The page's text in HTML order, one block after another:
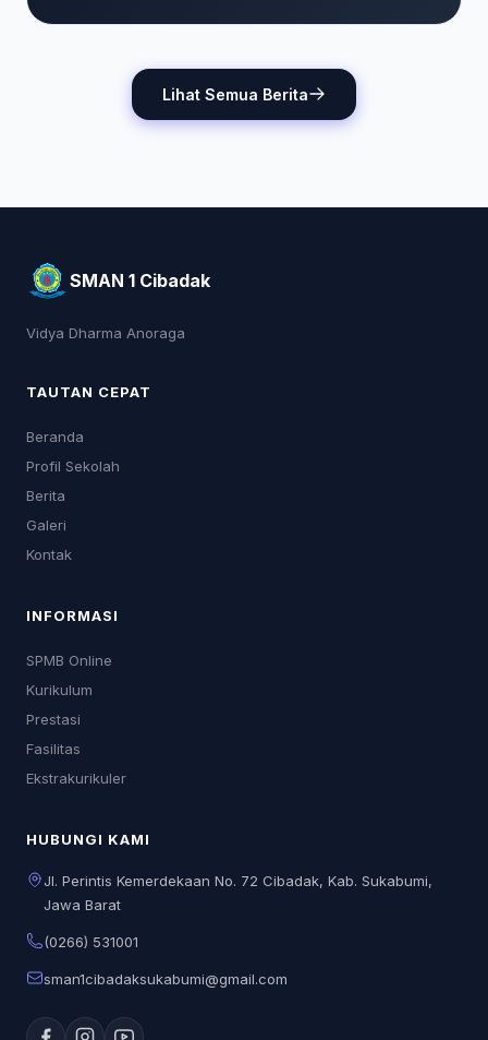
Lihat Semua Berita
SMAN 1 Cibadak
Vidya Dharma Anoraga
TAUTAN CEPAT
Beranda
Profil Sekolah
Berita
Galeri
Kontak
INFORMASI
SPMB Online
Kurikulum
Prestasi
Fasilitas
Ekstrakurikuler
HUBUNGI KAMI
Jl. Perintis Kemerdekaan No. 72 Cibadak, Kab. Sukabumi,
Jawa Barat
(0266) 531001
sman1cibadaksukabumi@gmail.com